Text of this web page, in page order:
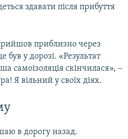
здавати після прибуття
приблизно через
був у дорозі. «Результат
самоізоляція скінчилася», ‒
Я вільний у своїх діях.
в дорогу назад.